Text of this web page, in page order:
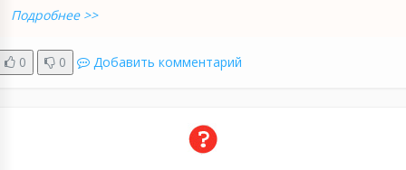
Подробнее >>
0 0 Добавить комментарий